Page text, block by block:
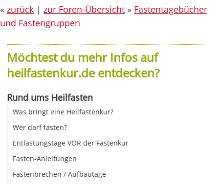
« zurück | zur Foren-Übersicht » Fastentagebücher
und Fastengruppen
Möchtest du mehr Infos auf
heilfastenkur.de entdecken?
Rund ums Heilfasten
Was bringt eine Heilfastenkur?
Wer darf fasten?
Entlastungstage VOR der Fastenkur
Fasten-Anleitungen
Fastenbrechen / Aufbautage